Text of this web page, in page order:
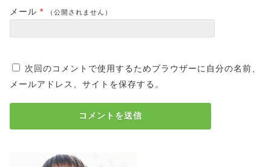
メール * （公開されません）
次回のコメントで使用するためブラウザーに自分の名前、
メールアドレス、サイトを保存する。